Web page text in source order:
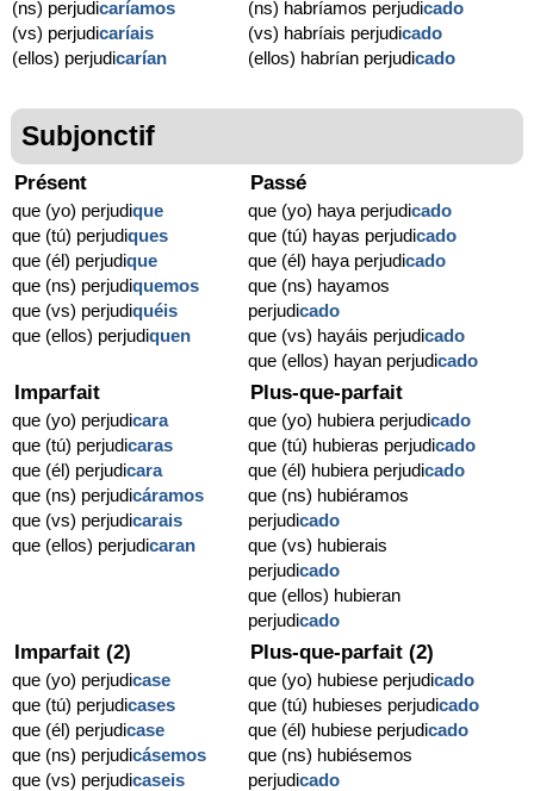
(ns) perjudicaríamos
(vs) perjudicaríais
(ellos) perjudicarían
(ns) habríamos perjudicado
(vs) habríais perjudicado
(ellos) habrían perjudicado
Subjonctif
Présent
que (yo) perjudique
que (tú) perjudiques
que (él) perjudique
que (ns) perjudiquemos
que (vs) perjudiquéis
que (ellos) perjudiquen
Passé
que (yo) haya perjudicado
que (tú) hayas perjudicado
que (él) haya perjudicado
que (ns) hayamos
perjudicado
que (vs) hayáis perjudicado
que (ellos) hayan perjudicado
Imparfait
que (yo) perjudicara
que (tú) perjudicaras
que (él) perjudicara
que (ns) perjudicáramos
que (vs) perjudicarais
que (ellos) perjudicaran
Plus-que-parfait
que (yo) hubiera perjudicado
que (tú) hubieras perjudicado
que (él) hubiera perjudicado
que (ns) hubiéramos
perjudicado
que (vs) hubierais
perjudicado
que (ellos) hubieran
perjudicado
Imparfait (2)
que (yo) perjudicase
que (tú) perjudicases
que (él) perjudicase
que (ns) perjudicásemos
que (vs) perjudicaseis
Plus-que-parfait (2)
que (yo) hubiese perjudicado
que (tú) hubieses perjudicado
que (él) hubiese perjudicado
que (ns) hubiésemos
perjudicado